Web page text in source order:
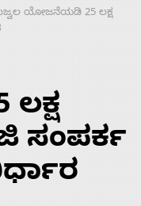
ಯೋಜನೆಯಡಿ 25 ಲಕ್ಷ
ಸಂಪರ್ಕ